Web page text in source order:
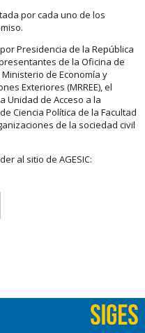
por cada uno de los
Presidencia de la República
de la Oficina de
de Economía y
Exteriores (MRREE), el
Unidad de Acceso a la
Ciencia Política de la Facultad
de la sociedad civil
al sitio de AGESIC: